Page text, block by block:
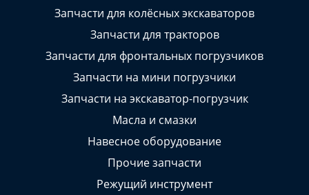
Запчасти для колёсных экскаваторов
Запчасти для тракторов
Запчасти для фронтальных погрузчиков
Запчасти на мини погрузчики
Запчасти на экскаватор-погрузчик
Масла и смазки
Навесное оборудование
Прочие запчасти
Режущий инструмент